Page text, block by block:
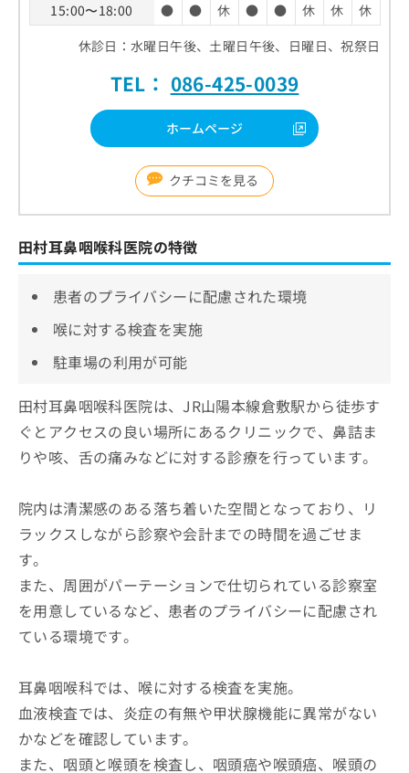
15:00〜18:00
● ● 休 ● ● 休 休
休
休診日：水曜日午後、土曜日午後、日曜日、祝祭日
TEL： 086-425-0039
ホームページ
クチコミを見る
田村耳鼻咽喉科医院の特徴
患者のプライバシーに配慮された環境
喉に対する検査を実施
駐車場の利用が可能
田村耳鼻咽喉科医院は、JR山陽本線倉敷駅から徒歩す
ぐとアクセスの良い場所にあるクリニックで、鼻詰ま
りや咳、舌の痛みなどに対する診療を行っています。
院内は清潔感のある落ち着いた空間となっており、リ
ラックスしながら診察や会計までの時間を過ごせま
す。
また、周囲がパーテーションで仕切られている診察室
を用意しているなど、患者のプライバシーに配慮され
ている環境です。
耳鼻咽喉科では、喉に対する検査を実施。
血液検査では、炎症の有無や甲状腺機能に異常がない
かなどを確認しています。
また、咽頭と喉頭を検査し、咽頭癌や喉頭癌、喉頭の